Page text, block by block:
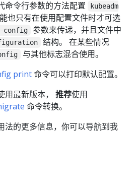
命令行参数的方法配置
kubeadm
也只有在使用配置文件时才可选
config
参数来传递，并且文件中
结构。 在某些情况
与其他标志混合使用。
print命令可以打印默认配置。
用最新版本， 推荐使用
命令转换。
法的更多信息，你可以导航到我